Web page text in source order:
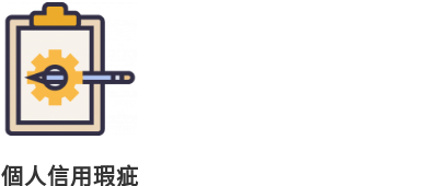
個人信用瑕疵